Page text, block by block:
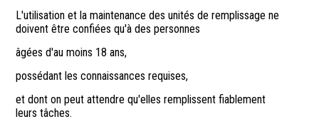
L'utilisation et la maintenance des unités de remplissage ne
doivent être confiées qu'à des personnes
âgées d'au moins 18 ans,
possédant les connaissances requises,
et dont on peut attendre qu'elles remplissent fiablement
leurs tâches.